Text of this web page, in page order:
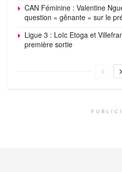
CAN Féminine : Valentine
question « gênante » sur le
Ligue 3 : Loïc Etoga et
première sortie